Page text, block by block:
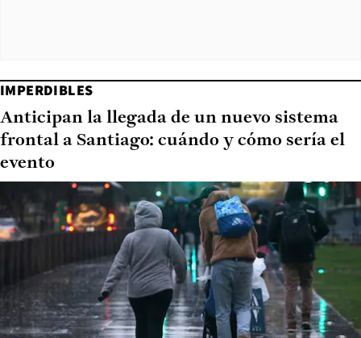
IMPERDIBLES
Anticipan la llegada de un nuevo sistema
frontal a Santiago: cuándo y cómo sería el
evento